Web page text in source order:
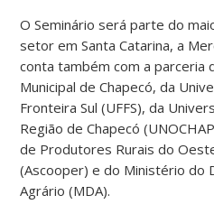
O Seminário será parte do
setor em Santa Catarina, a
conta também com a parceria
Municipal de Chapecó, da
Fronteira Sul (UFFS), da
Região de Chapecó
de Produtores Rurais do
(Ascooper) e do Ministério do
Agrário (MDA).